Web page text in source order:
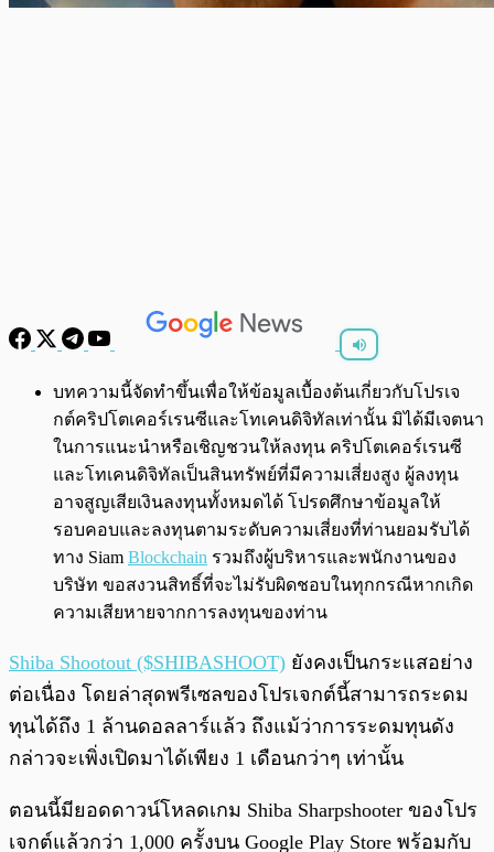
พร้อมเล่น 0:00/0:00
บทความนี้จัดทำขึ้นเพื่อให้ข้อมูลเบื้องต้นเกี่ยวกับโปรเจ
กต์คริปโตเคอร์เรนซีและโทเคนดิจิทัลเท่านั้น มิได้มีเจตนา
ในการแนะนำหรือเชิญชวนให้ลงทุน คริปโตเคอร์เรนซี
และโทเคนดิจิทัลเป็นสินทรัพย์ที่มีความเสี่ยงสูง ผู้ลงทุน
อาจสูญเสียเงินลงทุนทั้งหมดได้ โปรดศึกษาข้อมูลให้
รอบคอบและลงทุนตามระดับความเสี่ยงที่ท่านยอมรับได้
ทาง Siam Blockchain รวมถึงผู้บริหารและพนักงานของ
บริษัท ขอสงวนสิทธิ์ที่จะไม่รับผิดชอบในทุกกรณีหากเกิด
ความเสียหายจากการลงทุนของท่าน
Shiba Shootout ($SHIBASHOOT) ยังคงเป็นกระแสอย่าง
ต่อเนื่อง โดยล่าสุดพรีเซลของโปรเจกต์นี้สามารถระดม
ทุนได้ถึง 1 ล้านดอลลาร์แล้ว ถึงแม้ว่าการระดมทุนดัง
กล่าวจะเพิ่งเปิดมาได้เพียง 1 เดือนกว่าๆ เท่านั้น
ตอนนี้มียอดดาวน์โหลดเกม Shiba Sharpshooter ของโปร
เจกต์แล้วกว่า 1,000 ครั้งบน Google Play Store พร้อมกับ